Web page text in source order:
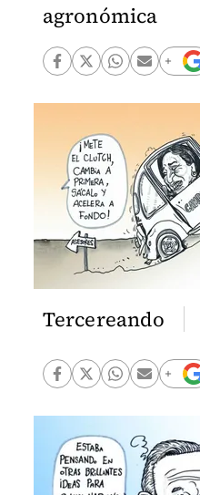
agronómica
Tercereando